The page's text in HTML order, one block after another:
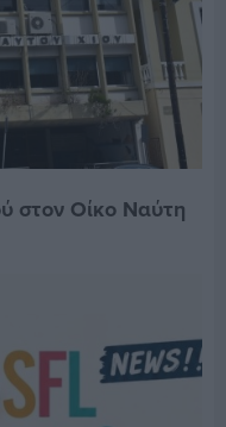
στον Οίκο Ναύτη